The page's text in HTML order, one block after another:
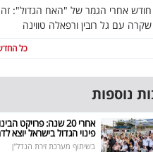
חודש אחרי הגמר של "האח הגדול":
שקרה עם גל רובין ורפאלה טווינה
כל
נוספות
אחרי 20 שנה: פרויקט
פינוי הגדול בישראל יוצא
בשיתוף מערכת זירת הנדל"ן